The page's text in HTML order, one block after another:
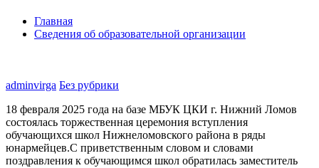
Главная
Сведения об образовательной организации
adminvirga Без рубрики
18 февраля 2025 года на базе МБУК ЦКИ г. Нижний Ломов
состоялась торжественная церемония вступления
обучающихся школ Нижнеломовского района в ряды
юнармейцев.С приветственным словом и словами
поздравления к обучающимся школ обратилась заместитель